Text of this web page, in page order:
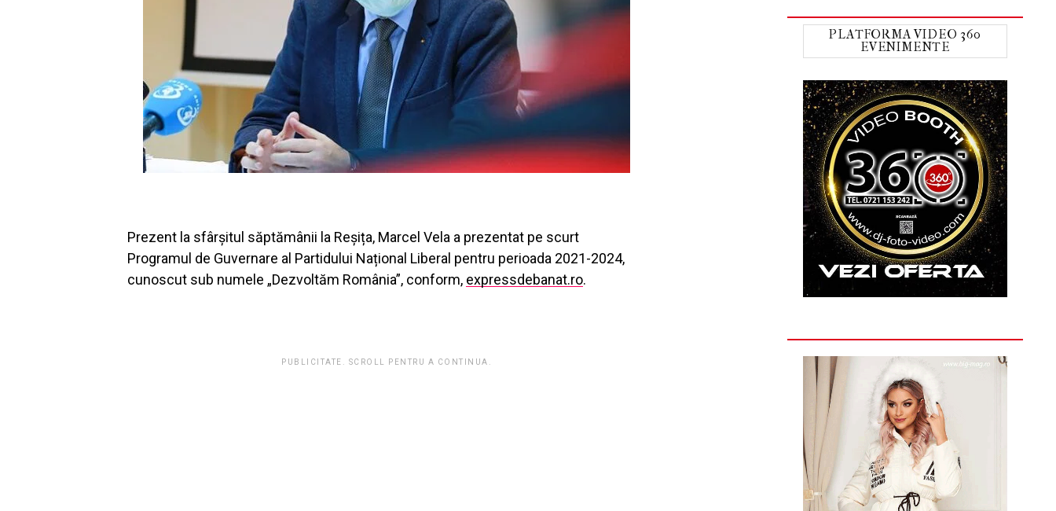
Prezent la sfârșitul săptămânii la Reșița, Marcel Vela a prezentat pe scurt
Programul de Guvernare al Partidului Național Liberal pentru perioada 2021-2024,
cunoscut sub numele „Dezvoltăm România”, conform, expressdebanat.ro.
PUBLICITATE. SCROLL PENTRU A CONTINUA.
PLATFORMA VIDEO 360
EVENIMENTE